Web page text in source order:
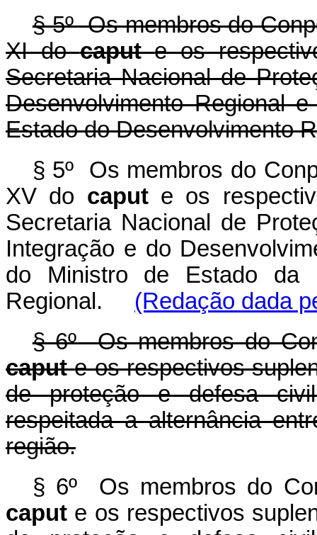
§ 5º Os membros do
XI docapute os
Secretaria Nacional de
Desenvolvimento Regional
Estado do Desenvolvimento
§ 5º Os membros do
XV do capute os
Secretaria Nacional de
Integração e do
do Ministro de Estado da
Regional. (Redação dada
§ 6º Os membros do
capute os respectivos
de proteção e defesa
respeitada a alternância
região.
§ 6º Os membros do
caput e os respectivos